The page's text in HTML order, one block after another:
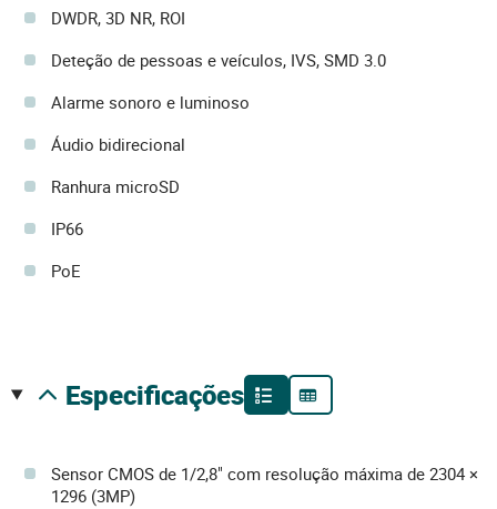
DWDR, 3D NR, ROI
Deteção de pessoas e veículos, IVS, SMD 3.0
Alarme sonoro e luminoso
Áudio bidirecional
Ranhura microSD
IP66
PoE
especificações
Sensor CMOS de 1/2,8" com resolução máxima de 2304 ×
1296 (3MP)